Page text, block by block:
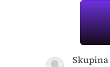
Skupina